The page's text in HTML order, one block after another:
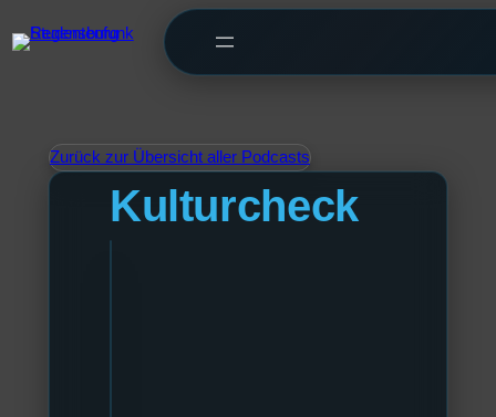
Zurück zur Übersicht aller Podcasts
Kulturcheck